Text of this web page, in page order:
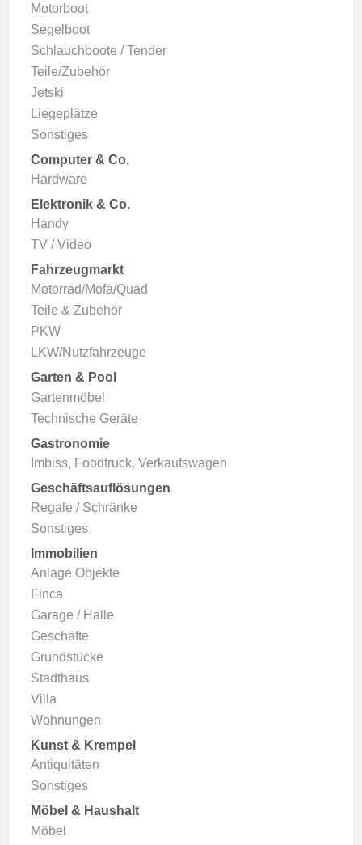
Motorboot
Segelboot
Schlauchboote / Tender
Teile/Zubehör
Jetski
Liegeplätze
Sonstiges
Computer & Co.
Hardware
Elektronik & Co.
Handy
TV / Video
Fahrzeugmarkt
Motorrad/Mofa/Quad
Teile & Zubehör
PKW
LKW/Nutzfahrzeuge
Garten & Pool
Gartenmöbel
Technische Geräte
Gastronomie
Imbiss, Foodtruck, Verkaufswagen
Geschäftsauflösungen
Regale / Schränke
Sonstiges
Immobilien
Anlage Objekte
Finca
Garage / Halle
Geschäfte
Grundstücke
Stadthaus
Villa
Wohnungen
Kunst & Krempel
Antiquitäten
Sonstiges
Möbel & Haushalt
Möbel